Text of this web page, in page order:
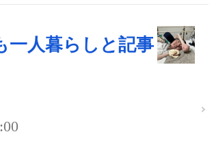
一人暮らしと記事